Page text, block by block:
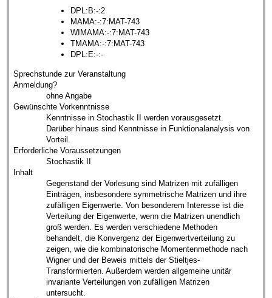
DPL:B:-:2
MAMA:-:7:MAT-743
WIMAMA:-:7:MAT-743
TMAMA:-:7:MAT-743
DPL:E:-:-
Sprechstunde zur Veranstaltung
Anmeldung?
ohne Angabe
Gewünschte Vorkenntnisse
Kenntnisse in Stochastik II werden vorausgesetzt.
Darüber hinaus sind Kenntnisse in Funktionalanalysis von
Vorteil.
Erforderliche Voraussetzungen
Stochastik II
Inhalt
Gegenstand der Vorlesung sind Matrizen mit zufälligen
Einträgen, insbesondere symmetrische Matrizen und ihre
zufälligen Eigenwerte. Von besonderem Interesse ist die
Verteilung der Eigenwerte, wenn die Matrizen unendlich
groß werden. Es werden verschiedene Methoden
behandelt, die Konvergenz der Eigenwertverteilung zu
zeigen, wie die kombinatorische Momentenmethode nach
Wigner und der Beweis mittels der Stieltjes-
Transformierten. Außerdem werden allgemeine unitär
invariante Verteilungen von zufälligen Matrizen
untersucht.